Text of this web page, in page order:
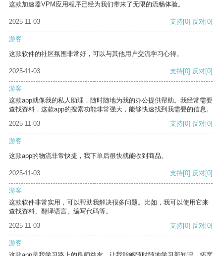
这款加速器VPM应用程序已经为我们带来了无限的流畅体验。
2025-11-03 支持[0] 反对[0]
游客
这款软件的社区氛围非常好，可以与其他用户交流学习心得。
2025-11-03 支持[0] 反对[0]
游客
这款app就像我的私人助理，随时随地为我的办公提供帮助。我经常需要
查找资料，这款app的搜索功能非常强大，能够快速找到我需要的信息。
2025-11-03
支持[0] 反对[0]
游客
这款app的物流非常快捷，我下单后很快就能收到商品。
2025-11-03 支持[0] 反对[0]
游客
这款软件非常实用，可以帮助我解决很多问题。比如，我可以使用它来
查找资料、翻译语言、编写代码等。
2025-11-03
支持[0] 反对[0]
游客